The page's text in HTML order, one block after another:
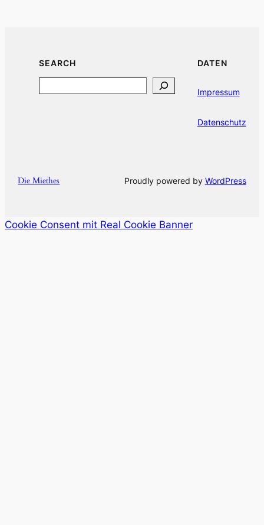
SEARCH DATEN
Impressum
Datenschutz
Die Miethes Proudly powered by WordPress
Cookie Consent mit Real Cookie Banner